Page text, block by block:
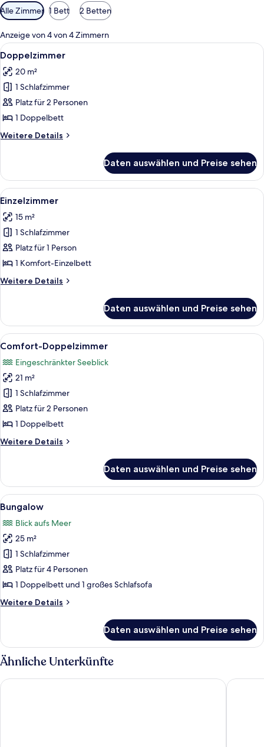
Verfügbare
Filter
für
Zimmer
Alle Zimmer 1 Bett 2 Betten
Anzeige von 4 von 4 Zimmern
Alle
Fotos
für
Doppelzimmer
anzeigen
Ein Hotelzimmer mit Bett,
7
Doppelzimmer
20 m²
1 Schlafzimmer
Platz für 2 Personen
1 Doppelbett
Weitere Details
Weitere
Daten auswählen und Preise sehen
Alle
Fotos
für
Einzelzimmer
anzeigen
Ein Einzelbett mit Holz-Kopfteil, ein
6
Einzelzimmer
15 m²
1 Schlafzimmer
Platz für 1 Person
1 Komfort-Einzelbett
Weitere Details
Weitere
Daten auswählen und Preise sehen
Alle
Fotos
für
Comfort-
Doppelzimmer
anzeigen
Ein Hotelzimmer mit zwei Betten,
8
Comfort-Doppelzimmer
Eingeschränkter Seeblick
21 m²
1 Schlafzimmer
Platz für 2 Personen
1 Doppelbett
Weitere Details
Weitere
Doppelzimmer
Daten auswählen und Preise sehen
Alle
Fotos
für
Bungalow
anzeigen
Ein Holzhütten-Zimmer mit zwei
5
Bungalow
Blick aufs Meer
25 m²
1 Schlafzimmer
Platz für 4 Personen
1 Doppelbett und 1 großes Schlafsofa
Weitere Details
Weitere
Daten auswählen und Preise sehen
Ähnliche Unterkünfte
Hotel Wald und See Hotel